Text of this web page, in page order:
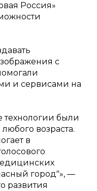
Россия»
с
и сервисами на
технологии были
возраста.
в
город"», —
развития